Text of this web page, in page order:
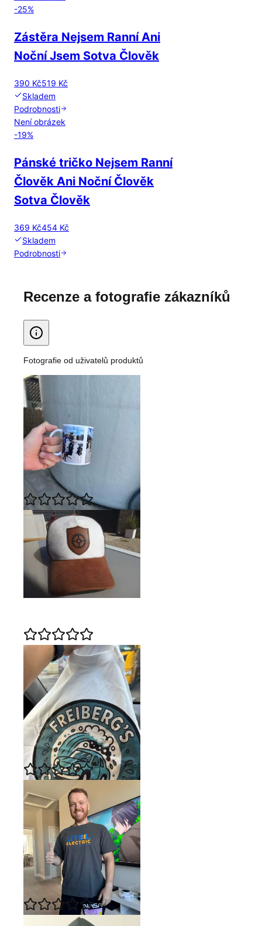
-25%
Zástěra Nejsem Ranní Ani
Noční Jsem Sotva Člověk
390 Kč519 Kč
Skladem
Podrobnosti
Není obrázek
-19%
Pánské tričko Nejsem Ranní
Člověk Ani Noční Člověk
Sotva Člověk
369 Kč454 Kč
Skladem
Podrobnosti
Recenze a fotografie zákazníků
Fotografie od uživatelů produktů